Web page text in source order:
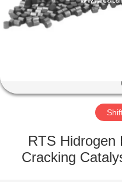
PRODUK
TUR
KONTROL
RTS Hidrogen
Cracking